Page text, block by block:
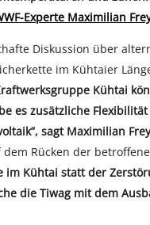
Experte Maximilian
Diskussion über
im Kühtaier
Kühtai
es zusätzliche
sagt Maximilian
Rücken der
Kühtai statt der
die Tiwag mit dem